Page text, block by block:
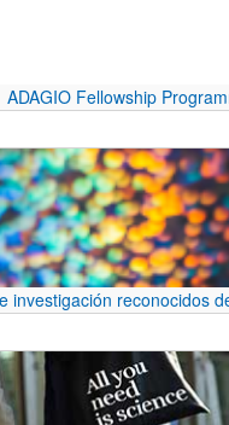
ADAGIO Fellowship
investigación reconocidos